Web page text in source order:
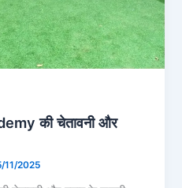
की चेतावनी और
11/2025